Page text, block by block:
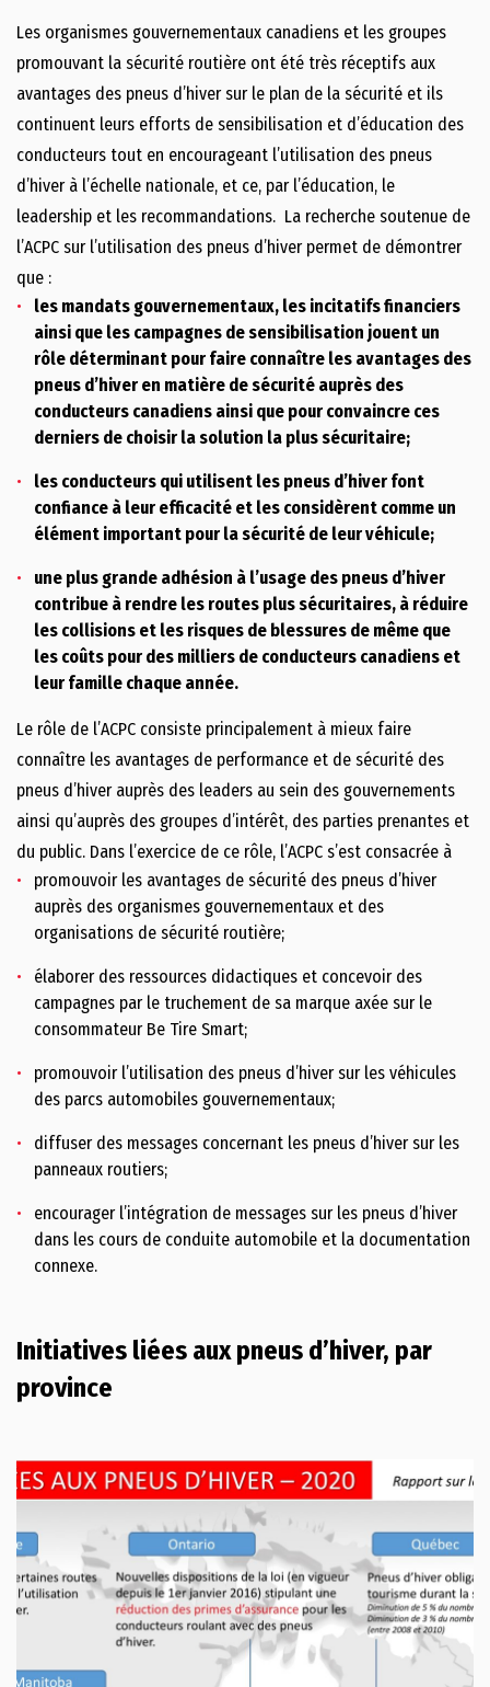
Les organismes gouvernementaux canadiens et les groupes
promouvant la sécurité routière ont été très réceptifs aux
avantages des pneus d’hiver sur le plan de la sécurité et ils
continuent leurs efforts de sensibilisation et d’éducation des
conducteurs tout en encourageant l’utilisation des pneus
d’hiver à l’échelle nationale, et ce, par l’éducation, le
leadership et les recommandations. La recherche soutenue de
l’ACPC sur l’utilisation des pneus d’hiver permet de démontrer
que :
les mandats gouvernementaux, les incitatifs financiers
ainsi que les campagnes de sensibilisation jouent un
rôle déterminant pour faire connaître les avantages des
pneus d’hiver en matière de sécurité auprès des
conducteurs canadiens ainsi que pour convaincre ces
derniers de choisir la solution la plus sécuritaire;
les conducteurs qui utilisent les pneus d’hiver font
confiance à leur efficacité et les considèrent comme un
élément important pour la sécurité de leur véhicule;
une plus grande adhésion à l’usage des pneus d’hiver
contribue à rendre les routes plus sécuritaires, à réduire
les collisions et les risques de blessures de même que
les coûts pour des milliers de conducteurs canadiens et
leur famille chaque année.
Le rôle de l’ACPC consiste principalement à mieux faire
connaître les avantages de performance et de sécurité des
pneus d’hiver auprès des leaders au sein des gouvernements
ainsi qu’auprès des groupes d’intérêt, des parties prenantes et
du public. Dans l’exercice de ce rôle, l’ACPC s’est consacrée à
promouvoir les avantages de sécurité des pneus d’hiver
auprès des organismes gouvernementaux et des
organisations de sécurité routière;
élaborer des ressources didactiques et concevoir des
campagnes par le truchement de sa marque axée sur le
consommateur Be Tire Smart;
promouvoir l’utilisation des pneus d’hiver sur les véhicules
des parcs automobiles gouvernementaux;
diffuser des messages concernant les pneus d’hiver sur les
panneaux routiers;
encourager l’intégration de messages sur les pneus d’hiver
dans les cours de conduite automobile et la documentation
connexe.
Initiatives liées aux pneus d’hiver, par
province